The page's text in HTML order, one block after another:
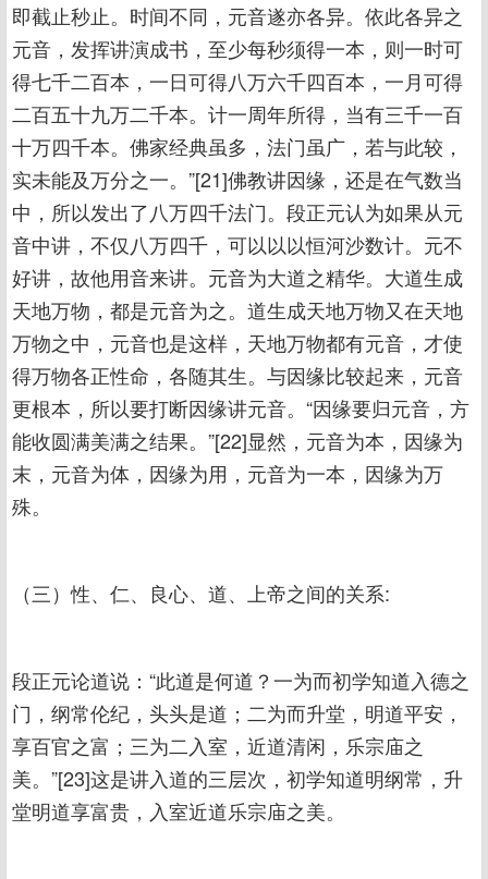
即截止秒止。时间不同，元音遂亦各异。依此各异之
元音，发挥讲演成书，至少每秒须得一本，则一时可
得七千二百本，一日可得八万六千四百本，一月可得
二百五十九万二千本。计一周年所得，当有三千一百
十万四千本。佛家经典虽多，法门虽广，若与此较，
实未能及万分之一。”[21]佛教讲因缘，还是在气数当
中，所以发出了八万四千法门。段正元认为如果从元
音中讲，不仅八万四千，可以以以恒河沙数计。元不
好讲，故他用音来讲。元音为大道之精华。大道生成
天地万物，都是元音为之。道生成天地万物又在天地
万物之中，元音也是这样，天地万物都有元音，才使
得万物各正性命，各随其生。与因缘比较起来，元音
更根本，所以要打断因缘讲元音。“因缘要归元音，方
能收圆满美满之结果。”[22]显然，元音为本，因缘为
末，元音为体，因缘为用，元音为一本，因缘为万
殊。
（三）性、仁、良心、道、上帝之间的关系:
段正元论道说：“此道是何道？一为而初学知道入德之
门，纲常伦纪，头头是道；二为而升堂，明道平安，
享百官之富；三为二入室，近道清闲，乐宗庙之
美。”[23]这是讲入道的三层次，初学知道明纲常，升
堂明道享富贵，入室近道乐宗庙之美。